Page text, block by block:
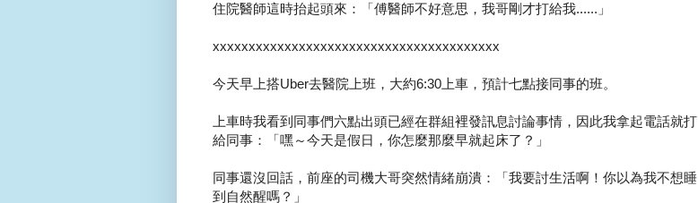
住院醫師這時抬起頭來：「傅醫師不好意思，我哥剛才打給我......」
xxxxxxxxxxxxxxxxxxxxxxxxxxxxxxxxxxxxxxxx
今天早上搭Uber去醫院上班，大約6:30上車，預計七點接同事的班。
上車時我看到同事們六點出頭已經在群組裡發訊息討論事情，因此我拿起電話就打
給同事：「嘿～今天是假日，你怎麼那麼早就起床了？」
同事還沒回話，前座的司機大哥突然情緒崩潰：「我要討生活啊！你以為我不想睡
到自然醒嗎？」